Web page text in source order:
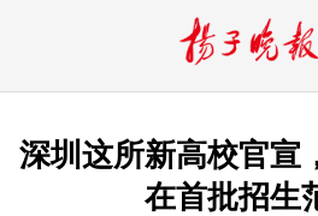
深圳这所新高校官宣
在首批招生